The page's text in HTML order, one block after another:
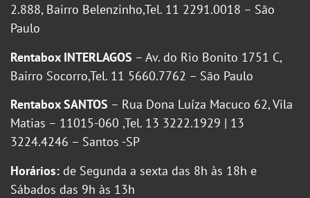
2.888, Bairro Belenzinho,Tel. 11 2291.0018 – São
Paulo
Rentabox INTERLAGOS – Av. do Rio Bonito 1751 C,
Bairro Socorro,Tel. 11 5660.7762 – São Paulo
Rentabox SANTOS – Rua Dona Luíza Macuco 62, Vila
Matias – 11015-060 ,Tel. 13 3222.1929 | 13
3224.4246 – Santos -SP
Horários: de Segunda a sexta das 8h às 18h e
Sábados das 9h às 13h